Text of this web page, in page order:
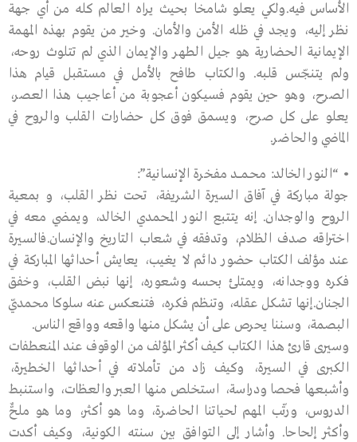
الأساس فيه.ولكي يعلو شامخا بحيث يراه العالم كله من أي جهة
نظر إليه، ويجد في ظله الأمن والأمان. وخير من يقوم بهذه المهمة
الإيمانية الحضارية هو جيل الطهر والإيمان الذي لم تتلوث روحه،
ولم يتنجّس قلبه. والكتاب طافح بالأمل في مستقبل قيام هذا
الصرح، وهو حين يقوم فسيكون أعجوبة من أعاجيب هذا العصر،
يعلو على كل صرح، ويسمق فوق كل حضارات القلب والروح في
الماضي والحاضر.
• “النور الخالد: محـمــــد مفخرة الإنسانية”:
جولة مباركة في آفاق السيرة الشريفة، تحت نظر القلب، و بمعية
الروح والوجدان. إنه يتتبع النور المحمدي الخالد، ويمضي معه في
اختراقه صدف الظلام، وتدفقه في شعاب التاريخ والإنسان.فالسيرة
عند مؤلف الكتاب حضور دائم لا يغيب، يعايش أحداثها المباركة في
فكره ووجدانه، ويمتلئ بحسه وشعوره، إنها نبض القلب، وخفق
الجنان.إنها تشكل عقله، وتنظم فكره، فتنعكس عنه سلوكا محمديّ
البصمة، وسننا يحرص على أن يشكل منها واقعه وواقع الناس.
وسيرى قارئ هذا الكتاب كيف أكثر المؤلف من الوقوف عند المنعطفات
الكبرى في السيرة، وكيف زاد من تأملاته في أحداثها الخطيرة،
وأشبعها فحصا ودراسة، استخلص منها العبر والعظات، واستنبط
الدروس، ورتّب المهم لحياتنا الحاضرة، وما هو أكثر، وما هو ملحٌّ
وأكثر إلحاحا. وأشار إلى التوافق بين سنته الكونية، وكيف أكدت